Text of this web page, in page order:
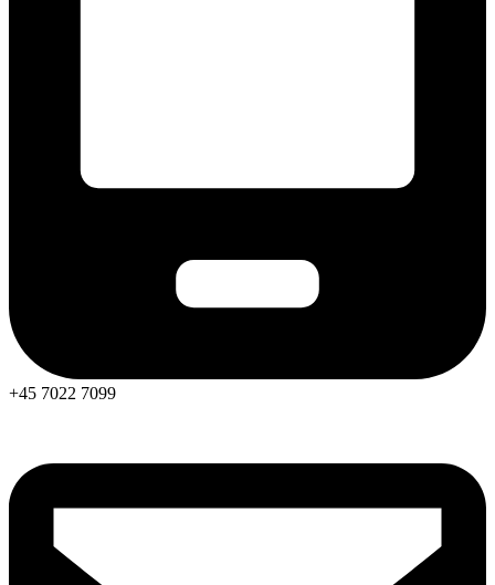
+45 7022 7099